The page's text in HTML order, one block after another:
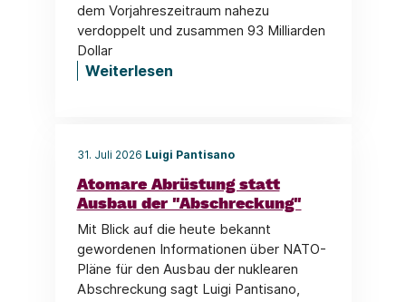
dem Vorjahreszeitraum nahezu
verdoppelt und zusammen 93 Milliarden
Dollar
Weiterlesen
31. Juli 2026 Luigi Pantisano
Atomare Abrüstung statt
Ausbau der "Abschreckung"
Mit Blick auf die heute bekannt
gewordenen Informationen über NATO-
Pläne für den Ausbau der nuklearen
Abschreckung sagt Luigi Pantisano,